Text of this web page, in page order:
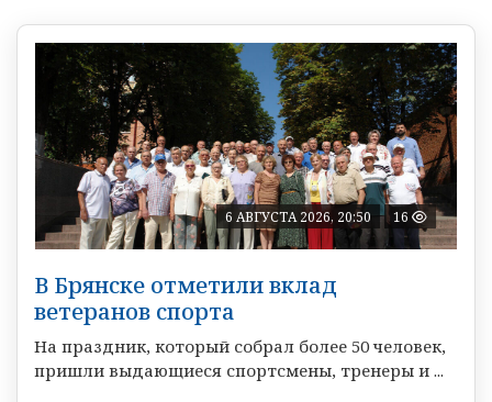
6 АВГУСТА 2026, 20:50 16
В Брянске отметили вклад
ветеранов спорта
На праздник, который собрал более 50 человек,
пришли выдающиеся спортсмены, тренеры и ...